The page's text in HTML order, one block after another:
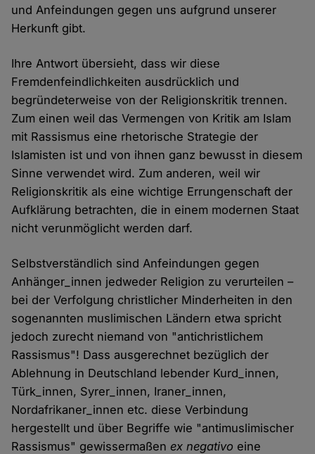
und Anfeindungen gegen uns aufgrund unserer
Herkunft gibt.
Ihre Antwort übersieht, dass wir diese
Fremdenfeindlichkeiten ausdrücklich und
begründeterweise von der Religionskritik trennen.
Zum einen weil das Vermengen von Kritik am Islam
mit Rassismus eine rhetorische Strategie der
Islamisten ist und von ihnen ganz bewusst in diesem
Sinne verwendet wird. Zum anderen, weil wir
Religionskritik als eine wichtige Errungenschaft der
Aufklärung betrachten, die in einem modernen Staat
nicht verunmöglicht werden darf.
Selbstverständlich sind Anfeindungen gegen
Anhänger_innen jedweder Religion zu verurteilen –
bei der Verfolgung christlicher Minderheiten in den
sogenannten muslimischen Ländern etwa spricht
jedoch zurecht niemand von "antichristlichem
Rassismus"! Dass ausgerechnet bezüglich der
Ablehnung in Deutschland lebender Kurd_innen,
Türk_innen, Syrer_innen, Iraner_innen,
Nordafrikaner_innen etc. diese Verbindung
hergestellt und über Begriffe wie "antimuslimischer
Rassismus" gewissermaßenex negativo eine